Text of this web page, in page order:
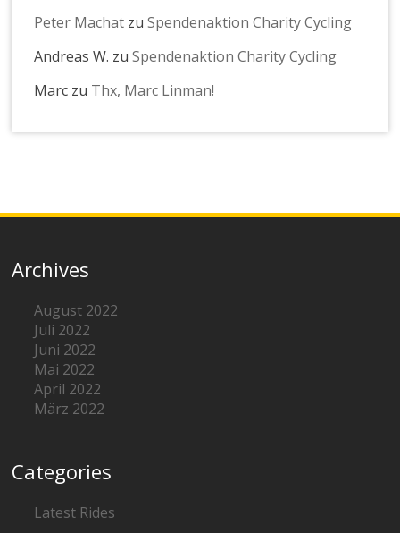
Peter Machat zuSpendenaktion Charity Cycling
Andreas W. zuSpendenaktion Charity Cycling
Marc zu Thx, Marc Linman!
Archives
August 2022
Juli 2022
Juni 2022
Mai 2022
April 2022
März 2022
Categories
Latest Rides